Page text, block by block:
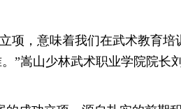
项，意味着我们在武术教育
”嵩山少林武术职业学院院长